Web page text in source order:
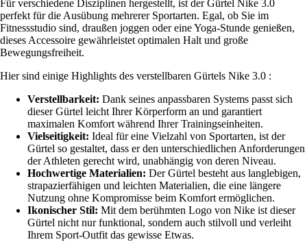
Für verschiedene Disziplinen hergestellt, ist der Gürtel Nike 3.0
perfekt für die Ausübung mehrerer Sportarten. Egal, ob Sie im
Fitnessstudio sind, draußen joggen oder eine Yoga-Stunde genießen,
dieses Accessoire gewährleistet optimalen Halt und große
Bewegungsfreiheit.
Hier sind einige Highlights des verstellbaren Gürtels Nike 3.0 :
Verstellbarkeit: Dank seines anpassbaren Systems passt sich
dieser Gürtel leicht Ihrer Körperform an und garantiert
maximalen Komfort während Ihrer Trainingseinheiten.
Vielseitigkeit: Ideal für eine Vielzahl von Sportarten, ist der
Gürtel so gestaltet, dass er den unterschiedlichen Anforderungen
der Athleten gerecht wird, unabhängig von deren Niveau.
Hochwertige Materialien: Der Gürtel besteht aus langlebigen,
strapazierfähigen und leichten Materialien, die eine längere
Nutzung ohne Kompromisse beim Komfort ermöglichen.
Ikonischer Stil: Mit dem berühmten Logo von Nike ist dieser
Gürtel nicht nur funktional, sondern auch stilvoll und verleiht
Ihrem Sport-Outfit das gewisse Etwas.